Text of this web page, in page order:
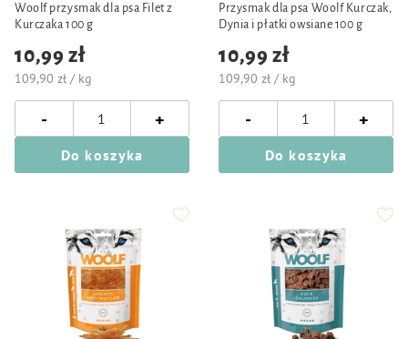
Woolf przysmak dla psa Filet z
Kurczaka 100 g
10,99 zł
109,90 zł / kg
- +
Do koszyka
Przysmak dla psa Woolf Kurczak,
Dynia i płatki owsiane 100 g
10,99 zł
109,90 zł / kg
- +
Do koszyka